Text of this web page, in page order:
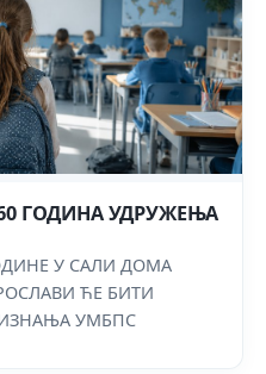
ГОДИНА УДРУЖЕЊА
У САЛИ ДОМА
ЋЕ БИТИ
УМБПС